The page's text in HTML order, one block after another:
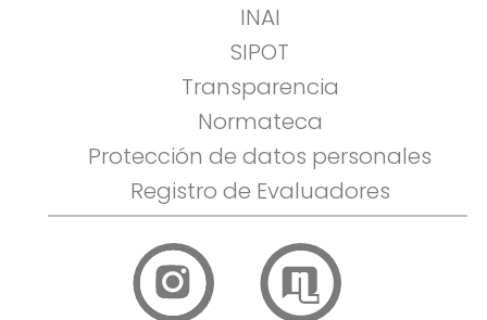
INAI
SIPOT
Transparencia
Normateca
Protección de datos personales
Registro de Evaluadores